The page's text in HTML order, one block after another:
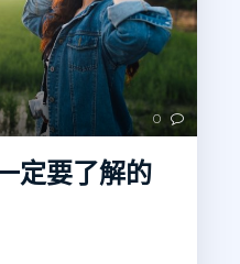
0
定要了解的